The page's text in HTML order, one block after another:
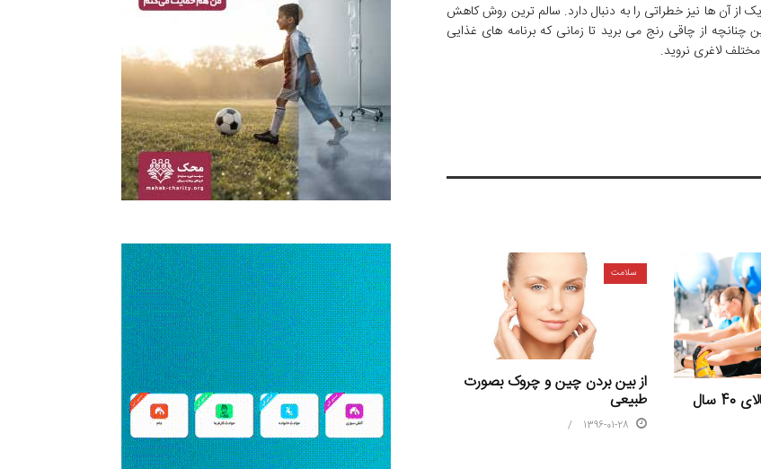
از آن ها نیز خطراتی را به دنبال دارد. سالم ترین روش کاهش
از چاقی رنج می برید تا زمانی که برنامه های غذایی
لاغری نروید.
سال
سلامت
از بین بردن چین و چروک بصورت
طبیعی
1396-01-28